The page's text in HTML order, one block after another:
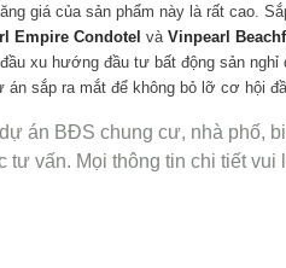
giá của sản phẩm này là rất cao.
Empire Condotel và Vinpearl
xu hướng đầu tư bất động sản
sắp ra mắt để không bỏ lỡ cơ hội
án BĐS chung cư, nhà phố,
vấn. Mọi thông tin chi tiết vui